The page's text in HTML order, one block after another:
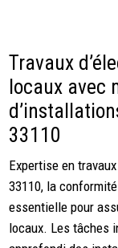
Travaux
locaux avec
33110
Expertise en
33110, la
essentielle pour
locaux. Les tâches